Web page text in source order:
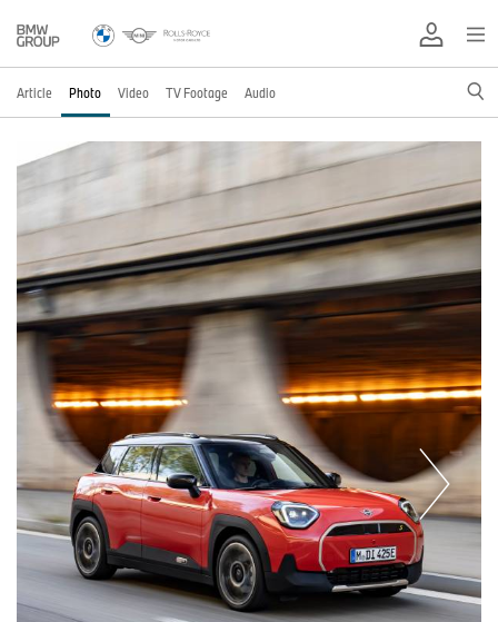
Article Photo Video TV Footage Audio